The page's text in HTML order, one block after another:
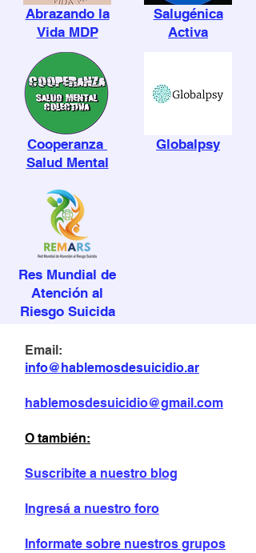
Abrazando la
Vida MDP
Cooperanza
Salud Mental
Res Mundial de
Atención al
Riesgo Suicida
Salugénica
Activa
Globalpsy
Email:
info@hablemosdesuicidio.ar
hablemosdesuicidio@gmail.com
O también:
Suscribite a nuestro blog
Ingresá a nuestro foro
Informate sobre nuestros grupos